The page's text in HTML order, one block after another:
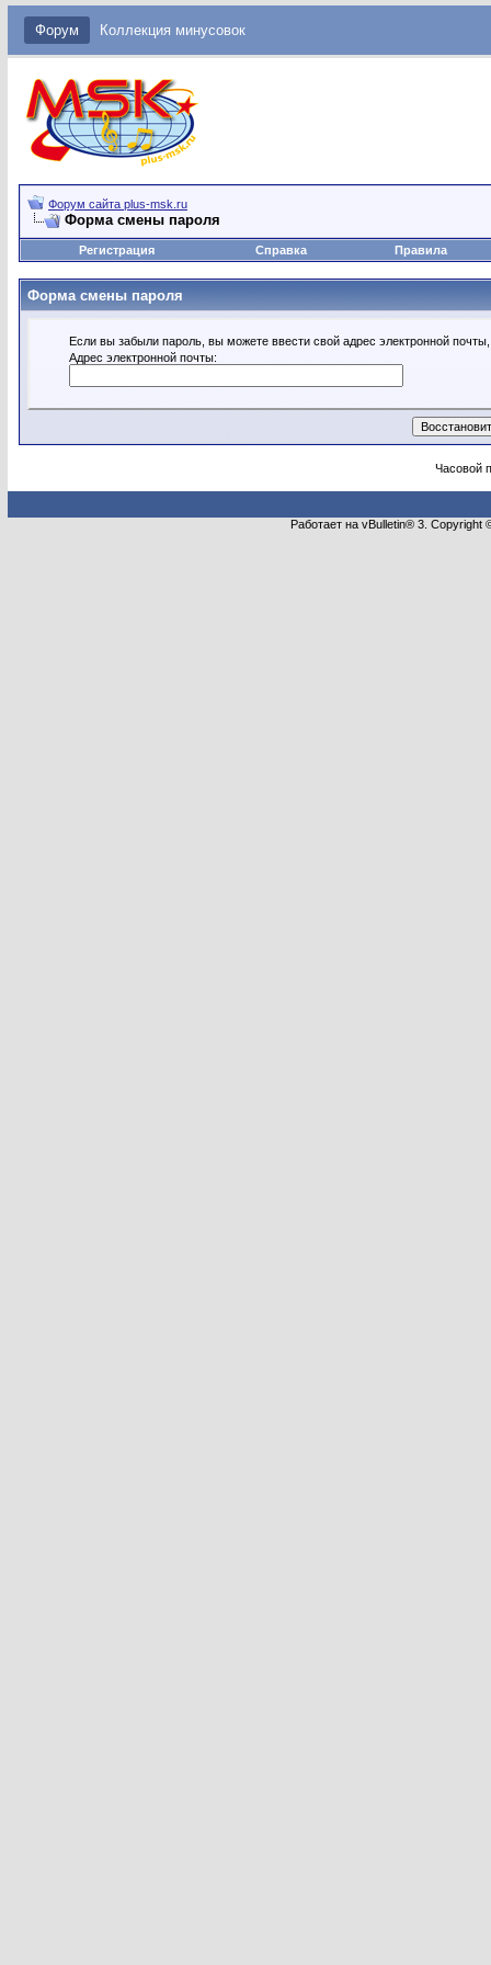
Форум Коллекция минусовок
Форум сайта plus-msk.ru
Форма смены пароля
Регистрация Справка Правила
Форма смены пароля
Если вы забыли пароль, вы можете ввести свой адрес электронной
Адрес электронной почты:
Часовой
Работает на vBulletin® 3.